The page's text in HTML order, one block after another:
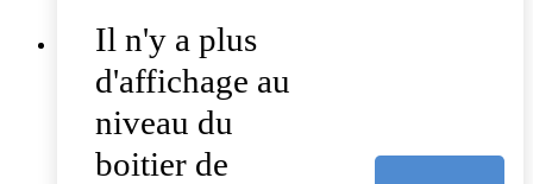
Il n'y a plus
d'affichage au
niveau du
boitier de